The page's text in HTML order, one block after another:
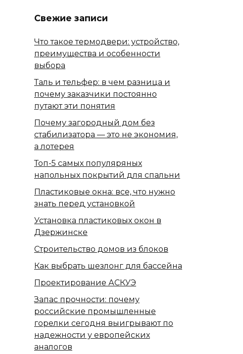
Свежие записи
Что такое термодвери: устройство,
преимущества и особенности
выбора
Таль и тельфер: в чем разница и
почему заказчики постоянно
путают эти понятия
Почему загородный дом без
стабилизатора — это не экономия,
а лотерея
Топ-5 самых популяряных
напольных покрытий для спальни
Пластиковые окна: все, что нужно
знать перед установкой
Установка пластиковых окон в
Дзержинске
Строительство домов из блоков
Как выбрать шезлонг для бассейна
Проектирование АСКУЭ
Запас прочности: почему
российские промышленные
горелки сегодня выигрывают по
надежности у европейских
аналогов